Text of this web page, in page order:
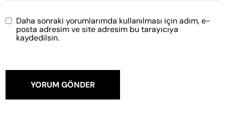
Daha sonraki yorumlarımda kullanılması için adım, e-
posta adresim ve site adresim bu tarayıcıya
kaydedilsin.
YORUM GÖNDER